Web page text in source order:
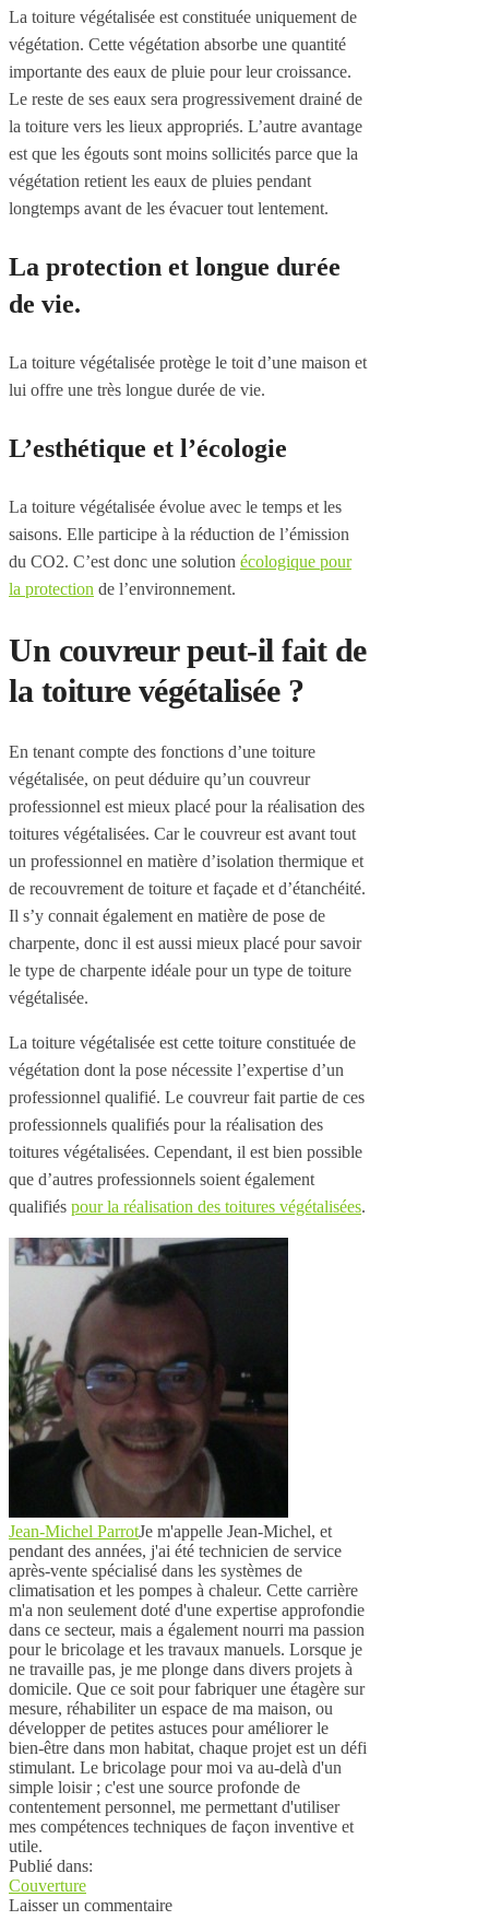
La toiture végétalisée est constituée uniquement de
végétation. Cette végétation absorbe une quantité
importante des eaux de pluie pour leur croissance.
Le reste de ses eaux sera progressivement drainé de
la toiture vers les lieux appropriés. L’autre avantage
est que les égouts sont moins sollicités parce que la
végétation retient les eaux de pluies pendant
longtemps avant de les évacuer tout lentement.
La protection et longue durée
de vie.
La toiture végétalisée protège le toit d’une maison et
lui offre une très longue durée de vie.
L’esthétique et l’écologie
La toiture végétalisée évolue avec le temps et les
saisons. Elle participe à la réduction de l’émission
du CO2. C’est donc une solution écologique pour
la protection de l’environnement.
Un couvreur peut-il fait de
la toiture végétalisée ?
En tenant compte des fonctions d’une toiture
végétalisée, on peut déduire qu’un couvreur
professionnel est mieux placé pour la réalisation des
toitures végétalisées. Car le couvreur est avant tout
un professionnel en matière d’isolation thermique et
de recouvrement de toiture et façade et d’étanchéité.
Il s’y connait également en matière de pose de
charpente, donc il est aussi mieux placé pour savoir
le type de charpente idéale pour un type de toiture
végétalisée.
La toiture végétalisée est cette toiture constituée de
végétation dont la pose nécessite l’expertise d’un
professionnel qualifié. Le couvreur fait partie de ces
professionnels qualifiés pour la réalisation des
toitures végétalisées. Cependant, il est bien possible
que d’autres professionnels soient également
qualifiés pour la réalisation des toitures végétalisées.
Jean-Michel ParrotJe m'appelle Jean-Michel, et
pendant des années, j'ai été technicien de service
après-vente spécialisé dans les systèmes de
climatisation et les pompes à chaleur. Cette carrière
m'a non seulement doté d'une expertise approfondie
dans ce secteur, mais a également nourri ma passion
pour le bricolage et les travaux manuels. Lorsque je
ne travaille pas, je me plonge dans divers projets à
domicile. Que ce soit pour fabriquer une étagère sur
mesure, réhabiliter un espace de ma maison, ou
développer de petites astuces pour améliorer le
bien-être dans mon habitat, chaque projet est un défi
stimulant. Le bricolage pour moi va au-delà d'un
simple loisir ; c'est une source profonde de
contentement personnel, me permettant d'utiliser
mes compétences techniques de façon inventive et
utile.
Publié dans:
Couverture
Laisser un commentaire